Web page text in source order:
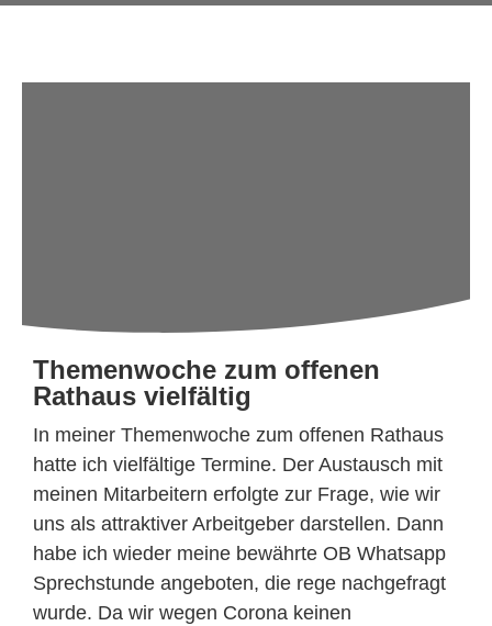
Themenwoche zum offenen
Rathaus vielfältig
In meiner Themenwoche zum offenen Rathaus
hatte ich vielfältige Termine. Der Austausch mit
meinen Mitarbeitern erfolgte zur Frage, wie wir
uns als attraktiver Arbeitgeber darstellen. Dann
habe ich wieder meine bewährte OB Whatsapp
Sprechstunde angeboten, die rege nachgefragt
wurde. Da wir wegen Corona keinen